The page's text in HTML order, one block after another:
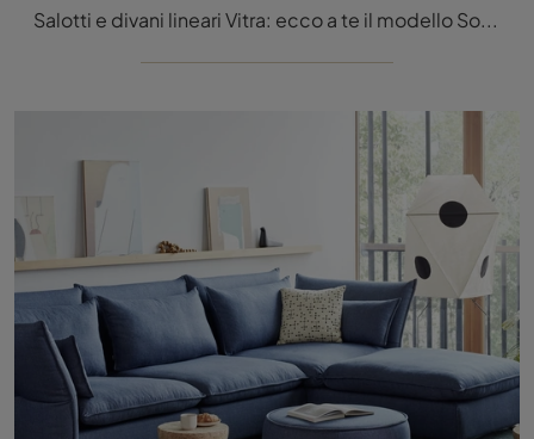
Salotti e divani lineari Vitra: ecco a te il modello Soft Modular Sofa lineare in tessuto per impreziosire la zona giorno.